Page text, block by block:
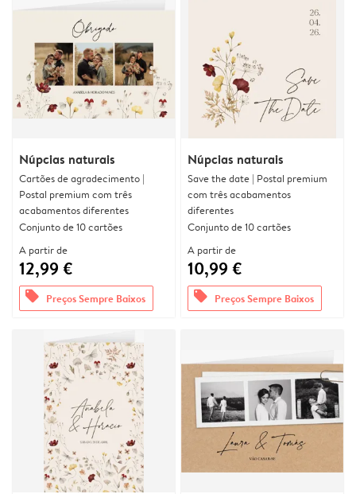
Núpcias naturais
Cartões de agradecimento |
Postal premium com três
acabamentos diferentes
Conjunto de 10 cartões
A partir de
12,99 €
offers Preços Sempre Baixos
Núpcias naturais
Save the date | Postal premium
com três acabamentos
diferentes
Conjunto de 10 cartões
A partir de
10,99 €
offers Preços Sempre Baixos